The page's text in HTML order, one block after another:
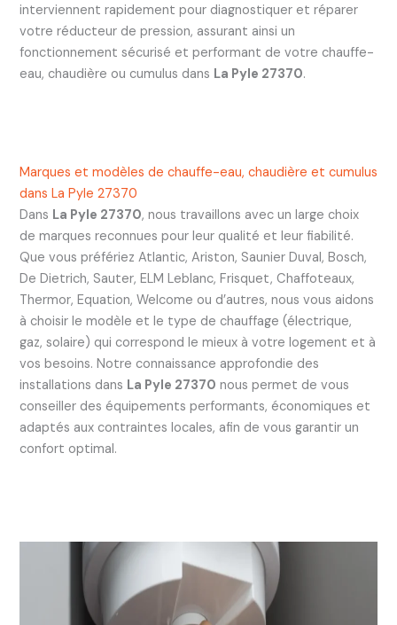
interviennent rapidement pour diagnostiquer et réparer
votre réducteur de pression, assurant ainsi un
fonctionnement sécurisé et performant de votre chauffe-
eau, chaudière ou cumulus dans La Pyle 27370.
Marques et modèles de chauffe-eau, chaudière et cumulus
dans La Pyle 27370
Dans La Pyle 27370, nous travaillons avec un large choix
de marques reconnues pour leur qualité et leur fiabilité.
Que vous préfériez Atlantic, Ariston, Saunier Duval, Bosch,
De Dietrich, Sauter, ELM Leblanc, Frisquet, Chaffoteaux,
Thermor, Equation, Welcome ou d’autres, nous vous aidons
à choisir le modèle et le type de chauffage (électrique,
gaz, solaire) qui correspond le mieux à votre logement et à
vos besoins. Notre connaissance approfondie des
installations dans La Pyle 27370 nous permet de vous
conseiller des équipements performants, économiques et
adaptés aux contraintes locales, afin de vous garantir un
confort optimal.